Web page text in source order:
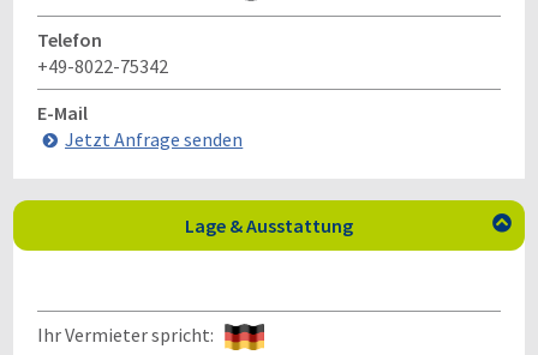
Telefon
+49-8022-75342
E-Mail
Jetzt Anfrage senden
Lage & Ausstattung 
Ihr Vermieter spricht: